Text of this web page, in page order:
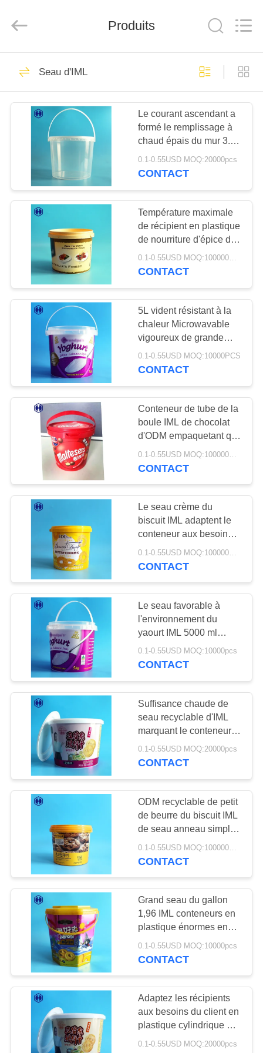
MAISON
PRODUITS
PROPOS
NOUS
VISITE
DE
L'USINE
CONTRÔLE
LA
QUALITÉ
NOUS
CONTACTER
NOUVELLES
AFFAIRES
LE
BLOG
DEMANDEZ
UN DEVIS
PLAN
SITE
POLITIQUE
DE
CONFIDENTIALITÉ
Packing
Products
Pot de
conditionnement en
plastique
518
Pot en plastique
d'épice
40
Pot en plastique de
place
29
L'ANIMAL
FAMILIER peut
203
Boîtes de soude en
plastique
Bouteille d'ANIMAL
FAMILIER de sauce
10
Récipients en
plastique d'IML
50
Boîte d'IML
28
Produits
Seau d'IML
Le courant ascendant a
formé le remplissage à
chaud épais du mur 3.8L
d'espace libre de seau
d'IML disponible
0.1-0.55USD MOQ:20000pcs
CONTACT
Température maximale
de récipient en plastique
de nourriture d'épice de
seau de BBQ IML au-
dessous de 120℃
0.1-0.55USD MOQ:100000PCS
CONTACT
5L vident résistant à la
chaleur Microwavable
vigoureux de grande
capacité de seau d'IML
0.1-0.55USD MOQ:10000PCS
CONTACT
Conteneur de tube de la
boule IML de chocolat
d'ODM empaquetant qui
respecte
l'environnement
CONTACT
Le seau crème du
biscuit IML adaptent le
conteneur aux besoins
du client en plastique
vide jaune de cylindre
0.1-0.55USD MOQ:100000PCS
CONTACT
Le seau favorable à
l'environnement du
yaourt IML 5000 ml
adaptent l'étiquetage
aux besoins du client
0.1-0.55USD MOQ:10000pcs
CONTACT
Suffisance chaude de
seau recyclable d'IML
marquant le conteneur
en plastique de cylindre
avec le couvercle
0.1-0.55USD MOQ:20000pcs
CONTACT
ODM recyclable de petit
de beurre du biscuit IML
de seau anneau simple
de poignée
CONTACT
Grand seau du gallon
1,96 IML conteneurs en
plastique énormes en
plastique de biscuit de
8250 ml
0.1-0.55USD MOQ:10000pcs
CONTACT
Adaptez les récipients
aux besoins du client en
plastique cylindrique de
étiquetage 159
0.1-0.55USD MOQ:20000pcs